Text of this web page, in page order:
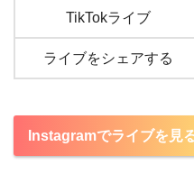
TikTokライブ
ライブをシェアする
Instagramでライブを見